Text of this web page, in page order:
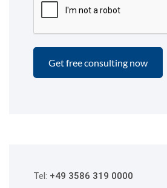
Tel: +49 3586 319 0000